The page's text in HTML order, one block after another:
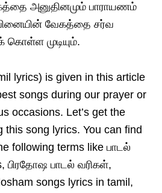
அனுதினமும் பாராயணம்
வேகத்தை சர்வ
கொள்ள முடியும்.
lyrics) is given in this article
songs during our prayer or
occasions. Let’s get the
this song lyrics. You can find
following terms like பாடல்
பிரதோஷ பாடல் வரிகள்,
songs lyrics in tamil,